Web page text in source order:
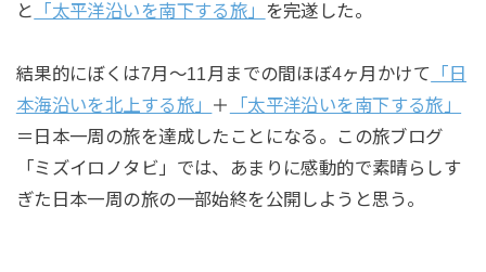
と
「太平洋沿いを南下する旅」 を完遂した。
結果的にぼくは7月〜11月までの間ほぼ4ヶ月かけて 「日
本海沿いを北上する旅」 ＋
「太平洋沿いを南下する旅」
＝日本一周の旅を達成したことになる。この旅ブログ
「ミズイロノタビ」では、あまりに感動的で素晴らしす
ぎた日本一周の旅の一部始終を公開しようと思う。